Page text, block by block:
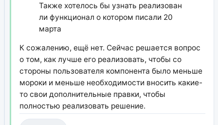
Также хотелось бы узнать реализован
ли функционал о котором писали 20
марта
К сожалению, ещё нет. Сейчас решается вопрос
о том, как лучше его реализовать, чтобы со
стороны пользователя компонента было меньше
мороки и меньше необходимости вносить какие-
то свои дополнительные правки, чтобы
полностью реализовать решение.